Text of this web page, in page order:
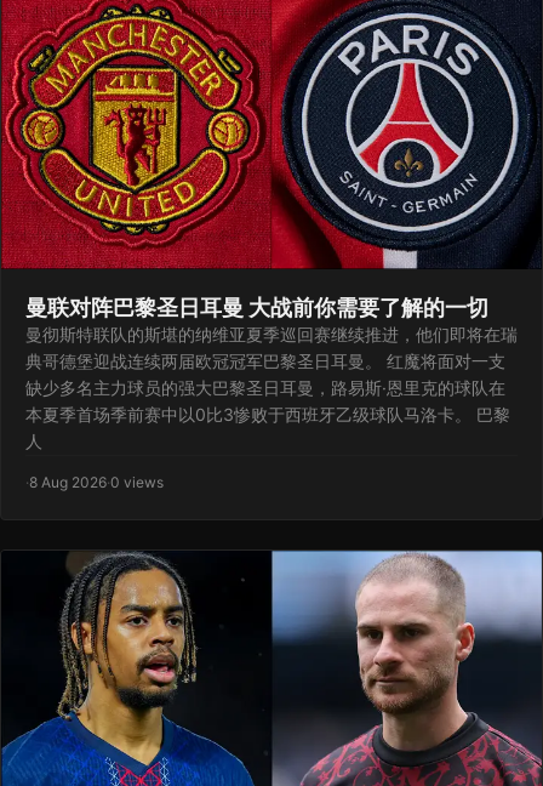
曼联对阵巴黎圣日耳曼 大战前你需要了解的一切
曼彻斯特联队的斯堪的纳维亚夏季巡回赛继续推进，他们即将在瑞
典哥德堡迎战连续两届欧冠冠军巴黎圣日耳曼。 红魔将面对一支
缺少多名主力球员的强大巴黎圣日耳曼，路易斯·恩里克的球队在
本夏季首场季前赛中以0比3惨败于西班牙乙级球队马洛卡。 巴黎
人
·8 Aug 2026·0 views